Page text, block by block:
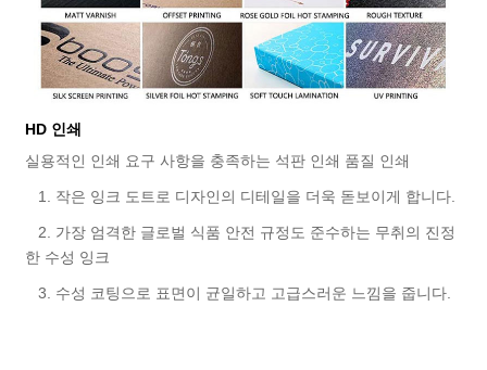
HD 인쇄
실용적인 인쇄 요구 사항을 충족하는 석판 인쇄 품질 인쇄
1. 작은 잉크 도트로 디자인의 디테일을 더욱 돋보이게 합니다.
2. 가장 엄격한 글로벌 식품 안전 규정도 준수하는 무취의 진정
한 수성 잉크
3. 수성 코팅으로 표면이 균일하고 고급스러운 느낌을 줍니다.